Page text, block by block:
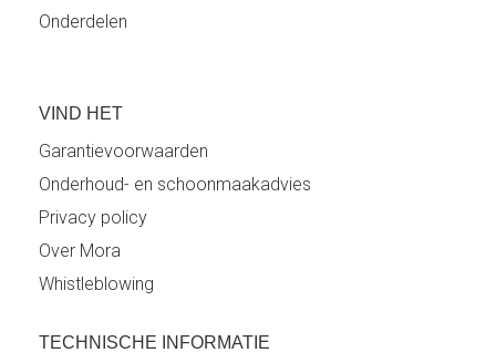
Onderdelen
VIND HET
Garantievoorwaarden
Onderhoud- en schoonmaakadvies
Privacy policy
Over Mora
Whistleblowing
TECHNISCHE INFORMATIE